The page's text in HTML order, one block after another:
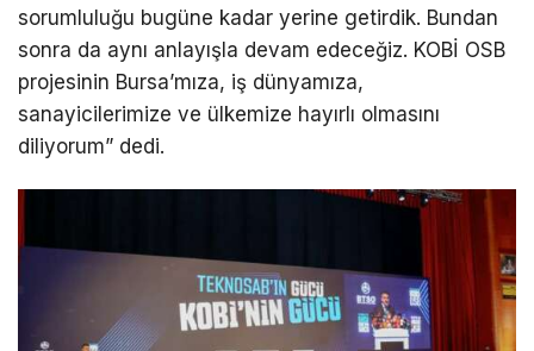
sorumluluğu bugüne kadar yerine getirdik. Bundan
sonra da aynı anlayışla devam edeceğiz. KOBİ OSB
projesinin Bursa’mıza, iş dünyamıza,
sanayicilerimize ve ülkemize hayırlı olmasını
diliyorum” dedi.